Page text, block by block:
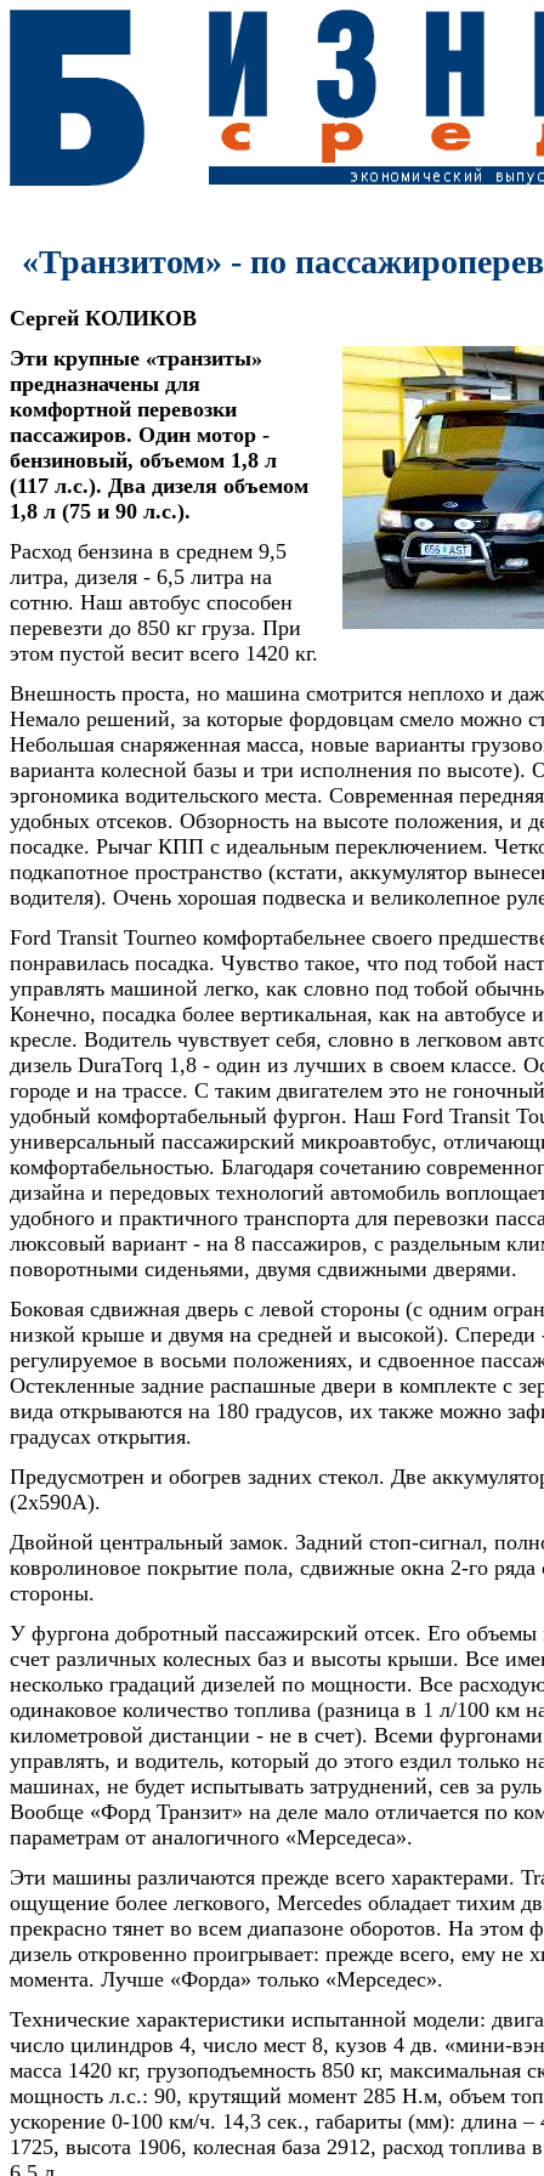
«Транзитом» - по
Сергей КОЛИКОВ
Эти крупные «транзиты»
предназначены для
комфортной перевозки
пассажиров. Один мотор -
бензиновый, объемом 1,8 л
(117 л.с.). Два дизеля объемом
1,8 л (75 и 90 л.с.).
Расход бензина в среднем 9,5
литра, дизеля - 6,5 литра на
сотню. Наш автобус способен
перевезти до 850 кг груза. При
этом пустой весит всего 1420 кг.
Внешность проста, но машина смотрится неплохо и
Немало решений, за которые фордовцам смело можно
Небольшая снаряженная масса, новые варианты
варианта колесной базы и три исполнения по высоте).
эргономика водительского места. Современная
удобных отсеков. Обзорность на высоте положения, и
посадке. Рычаг КПП с идеальным переключением.
подкапотное пространство (кстати, аккумулятор
водителя). Очень хорошая подвеска и великолепное
Ford Transit Tourneo комфортабельнее своего
понравилась посадка. Чувство такое, что под тобой
управлять машиной легко, как словно под тобой
Конечно, посадка более вертикальная, как на
кресле. Водитель чувствует себя, словно в легковом
дизель DuraTorq 1,8 - один из лучших в своем классе.
городе и на трассе. С таким двигателем это не
удобный комфортабельный фургон. Наш Ford Transit
универсальный пассажирский микроавтобус,
комфортабельностью. Благодаря сочетанию
дизайна и передовых технологий автомобиль
удобного и практичного транспорта для перевозки
люксовый вариант - на 8 пассажиров, с раздельным
поворотными сиденьями, двумя сдвижными дверями.
Боковая сдвижная дверь с левой стороны (с одним
низкой крыше и двумя на средней и высокой). Спереди
регулируемое в восьми положениях, и сдвоенное
Остекленные задние распашные двери в комплекте с
вида открываются на 180 градусов, их также можно
градусах открытия.
Предусмотрен и обогрев задних стекол. Две
(2х590А).
Двойной центральный замок. Задний стоп-сигнал,
ковролиновое покрытие пола, сдвижные окна 2-го ряда
стороны.
У фургона добротный пассажирский отсек. Его объемы
счет различных колесных баз и высоты крыши. Все
несколько градаций дизелей по мощности. Все
одинаковое количество топлива (разница в 1 л/100 км
километровой дистанции - не в счет). Всеми
управлять, и водитель, который до этого ездил только
машинах, не будет испытывать затруднений, сев за
Вообще «Форд Транзит» на деле мало отличается по
параметрам от аналогичного «Мерседеса».
Эти машины различаются прежде всего характерами.
ощущение более легкового, Mercedes обладает тихим
прекрасно тянет во всем диапазоне оборотов. На этом
дизель откровенно проигрывает: прежде всего, ему не
момента. Лучше «Форда» только «Мерседес».
Технические характеристики испытанной модели:
число цилиндров 4, число мест 8, кузов 4 дв. «мини-
масса 1420 кг, грузоподъемность 850 кг, максимальная
мощность л.с.: 90, крутящий момент 285 Н.м, объем
ускорение 0-100 км/ч. 14,3 сек., габариты (мм): длина
1725, высота 1906, колесная база 2912, расход